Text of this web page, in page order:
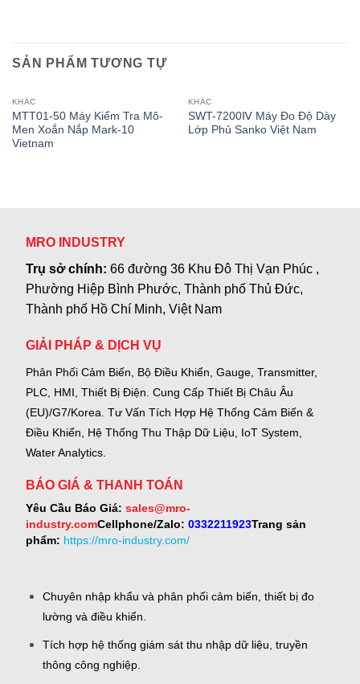
SẢN PHẨM TƯƠNG TỰ
KHÁC
MTT01-50 Máy Kiểm Tra Mô-
Men Xoắn Nắp Mark-10
Vietnam
KHÁC
SWT-7200Ⅳ Máy Đo Độ Dày
Lớp Phủ Sanko Việt Nam
MRO INDUSTRY
Trụ sở chính:66 đường 36 Khu Đô Thị Vạn Phúc ,
Phường Hiệp Bình Phước, Thành phố Thủ Đức,
Thành phố Hồ Chí Minh, Việt Nam
GIẢI PHÁP & DỊCH VỤ
Phân Phối Cảm Biến, Bộ Điều Khiển, Gauge, Transmitter,
PLC, HMI, Thiết Bị Điện. Cung Cấp Thiết Bị Châu Âu
(EU)/G7/Korea. Tư Vấn Tích Hợp Hệ Thống Cảm Biến &
Điều Khiển, Hệ Thống Thu Thập Dữ Liệu, IoT System,
Water Analytics.
BÁO GIÁ & THANH TOÁN
Yêu Cầu Báo Giá: sales@mro-
industry.comCellphone/Zalo: 0332211923Trang sản
phẩm: https://mro-industry.com/
Chuyên nhập khẩu và phân phối cảm biến, thiết bị đo
lường và điều khiển.
Tích hợp hệ thống giám sát thu nhập dữ liệu, truyền
thông công nghiệp.